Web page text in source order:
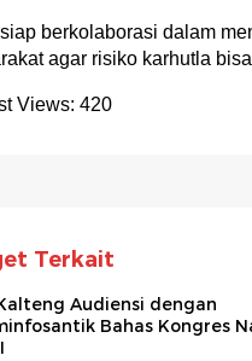
berkolaborasi dalam
agar risiko karhutla
Views: 420
Terkait
Audiensi dengan
Bahas Kongres